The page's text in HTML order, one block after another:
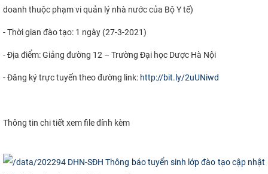
HTQT
CỰU NGƯỜI HỌC
doanh thuộc phạm vi quản lý nhà nước của Bộ Y tế)
- Thời gian đào tạo: 1 ngày (27-3-2021)
- Địa điểm: Giảng đường 12 – Trường Đại học Dược Hà Nội
- Đăng ký trực tuyến theo đường link: http://bit.ly/2uUNiwd
Thông tin chi tiết xem file đính kèm